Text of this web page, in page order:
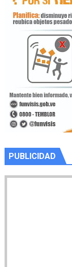
PUBLICIDAD